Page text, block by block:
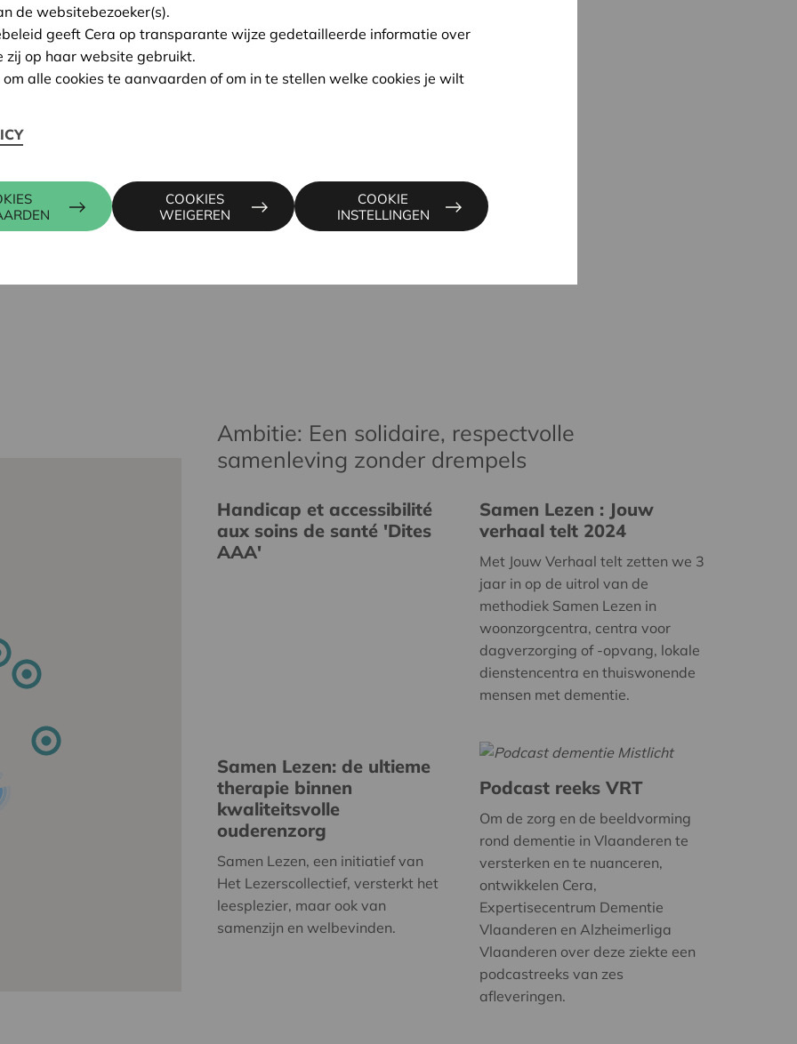
Helenalei 24
016 27 96 74
kris.debruyne@cera.coop
Ambitie: Een solidaire, respectvolle
samenleving zonder drempels
Handicap et accessibilité
aux soins de santé 'Dites
AAA'
Samen Lezen : Jouw
verhaal telt 2024
Met Jouw Verhaal telt zetten we 3
jaar in op de uitrol van de
methodiek Samen Lezen in
woonzorgcentra, centra voor
dagverzorging of -opvang, lokale
dienstencentra en thuiswonende
mensen met dementie.
Samen Lezen: de ultieme
therapie binnen
kwaliteitsvolle
ouderenzorg
Samen Lezen, een initiatief van
Het Lezerscollectief, versterkt het
leesplezier, maar ook van
samenzijn en welbevinden.
Podcast reeks VRT
Om de zorg en de beeldvorming
rond dementie in Vlaanderen te
versterken en te nuanceren,
ontwikkelen Cera,
Expertisecentrum Dementie
Vlaanderen en Alzheimerliga
Vlaanderen over deze ziekte een
podcastreeks van zes
afleveringen.
de websitebezoeker(s).
geeft Cera op transparante wijze gedetailleerde informatie over
zij op haar website gebruikt.
om alle cookies te aanvaarden of om in te stellen welke cookies je wilt
COOKIES
WEIGEREN
COOKIE
INSTELLINGEN